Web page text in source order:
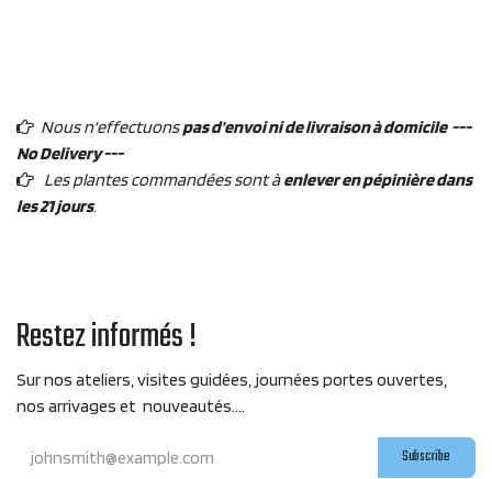
Nous n'effectuonspas d'envoi ni de livraison à domicile ---
No Delivery ---
Les plantes commandées sont àenlever en pépinière dans
les 21 jours.
Restez informés !
Sur nos ateliers, visites guidées, journées portes ouvertes,
nos arrivages et nouveautés....
Subscribe